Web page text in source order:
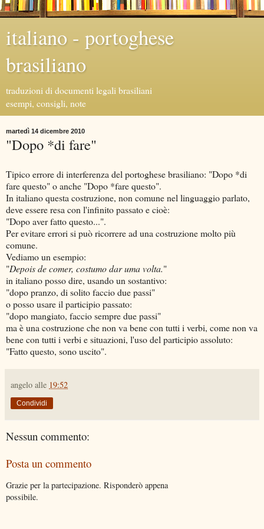
italiano - portoghese
brasiliano
traduzioni di documenti legali brasiliani
esempi, consigli, note
martedì 14 dicembre 2010
"Dopo *di fare"
Tipico errore di interferenza del portoghese brasiliano: "Dopo *di
fare questo" o anche "Dopo *fare questo".
In italiano questa costruzione, non comune nel linguaggio parlato,
deve essere resa con l'infinito passato e cioè:
"Dopo aver fatto questo...".
Per evitare errori si può ricorrere ad una costruzione molto più
comune.
Vediamo un esempio:
"Depois de comer, costumo dar uma volta."
in italiano posso dire, usando un sostantivo:
"dopo pranzo, di solito faccio due passi"
o posso usare il participio passato:
"dopo mangiato, faccio sempre due passi"
ma è una costruzione che non va bene con tutti i verbi, come non va
bene con tutti i verbi e situazioni, l'uso del participio assoluto:
"Fatto questo, sono uscito".
angelo alle 19:52
Condividi
Nessun commento:
Posta un commento
Grazie per la partecipazione. Risponderò appena
possibile.